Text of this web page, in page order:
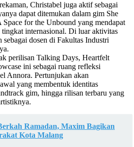
Christabel juga aktif sebagai
dapat ditemukan dalam gim She
for the Unbound yang mendapat
tingkat internasional. Di luar aktivitas
dosen di Fakultas Industri
perilisan Talking Days, Heartfelt
ini sebagai ruang refleksi
Annora. Pertunjukan akan
yang membentuk identitas
gim, hingga rilisan terbaru yang
Ramadan, Maxim Bagikan
Kota Malang